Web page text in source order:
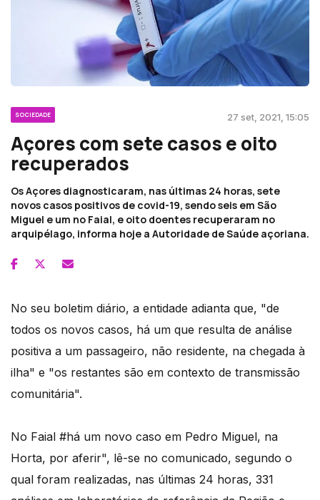
SOCIEDADE 27 set, 2021, 15:05
Açores com sete casos e oito
recuperados
Os Açores diagnosticaram, nas últimas 24 horas, sete
novos casos positivos de covid-19, sendo seis em São
Miguel e um no Faial, e oito doentes recuperaram no
arquipélago, informa hoje a Autoridade de Saúde açoriana.
No seu boletim diário, a entidade adianta que, "de
todos os novos casos, há um que resulta de análise
positiva a um passageiro, não residente, na chegada à
ilha" e "os restantes são em contexto de transmissão
comunitária".
No Faial #há um novo caso em Pedro Miguel, na
Horta, por aferir", lê-se no comunicado, segundo o
qual foram realizadas, nas últimas 24 horas, 331